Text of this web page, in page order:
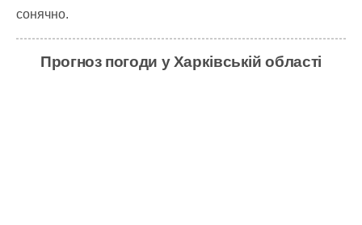
сонячно.
Прогноз погоди у Харківській області